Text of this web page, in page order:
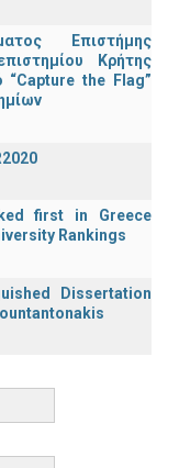
Επιστήμης
Κρήτης
“Capture the Flag”
first in Greece
Rankings
Dissertation